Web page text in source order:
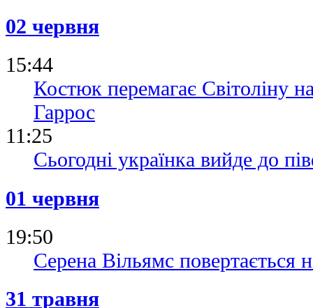
02 червня
15:44
Костюк перемагає Світоліну
Гаррос
11:25
Сьогодні українка вийде до
01 червня
19:50
Серена Вільямс повертається
31 травня